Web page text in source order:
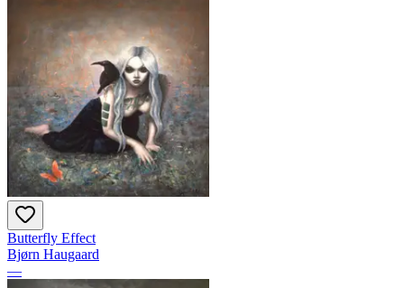
Butterfly Effect
Bjørn Haugaard
—